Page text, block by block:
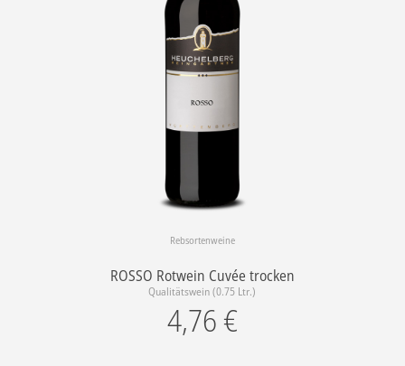
Rebsortenweine
ROSSO Rotwein Cuvée trocken
Qualitätswein (0.75 Ltr.)
4,76 €